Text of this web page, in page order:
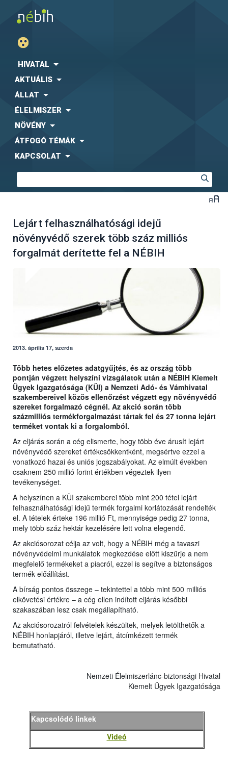
HIVATAL
AKTUÁLIS
ÁLLAT
ÉLELMISZER
NÖVÉNY
ÁTFOGÓ TÉMÁK
KAPCSOLAT
Lejárt felhasználhatósági idejű
növényvédő szerek több száz milliós
forgalmát derítette fel a NÉBIH
2013. április 17, szerda
Több hetes előzetes adatgyűjtés, és az ország több
pontján végzett helyszíni vizsgálatok után a NÉBIH Kiemelt
Ügyek Igazgatósága (KÜI) a Nemzeti Adó- és Vámhivatal
szakembereivel közös ellenőrzést végzett egy növényvédő
szereket forgalmazó cégnél. Az akció során több
százmilliós termékforgalmazást tártak fel és 27 tonna lejárt
terméket vontak ki a forgalomból.
Az eljárás során a cég elismerte, hogy több éve árusít lejárt
növényvédő szereket értékcsökkentként, megsértve ezzel a
vonatkozó hazai és uniós jogszabályokat. Az elmúlt években
csaknem 250 millió forint értékben végeztek ilyen
tevékenységet.
A helyszínen a KÜI szakemberei több mint 200 tétel lejárt
felhasználhatósági idejű termék forgalmi korlátozását rendelték
el. A tételek érteke 196 millió Ft, mennyisége pedig 27 tonna,
mely több száz hektár kezelésére lett volna elegendő.
Az akciósorozat célja az volt, hogy a NÉBIH még a tavaszi
növényvédelmi munkálatok megkezdése előtt kiszűrje a nem
megfelelő termékeket a piacról, ezzel is segítve a biztonságos
termék előállítást.
A bírság pontos összege – tekintettel a több mint 500 milliós
elkövetési értékre – a cég ellen indított eljárás későbbi
szakaszában lesz csak megállapítható.
Az akciósorozatról felvételek készültek, melyek letölthetők a
NÉBIH honlapjáról, illetve lejárt, átcímkézett termék
bemutatható.
Nemzeti Élelmiszerlánc-biztonsági Hivatal
Kiemelt Ügyek Igazgatósága
Kapcsolódó linkek
Videó